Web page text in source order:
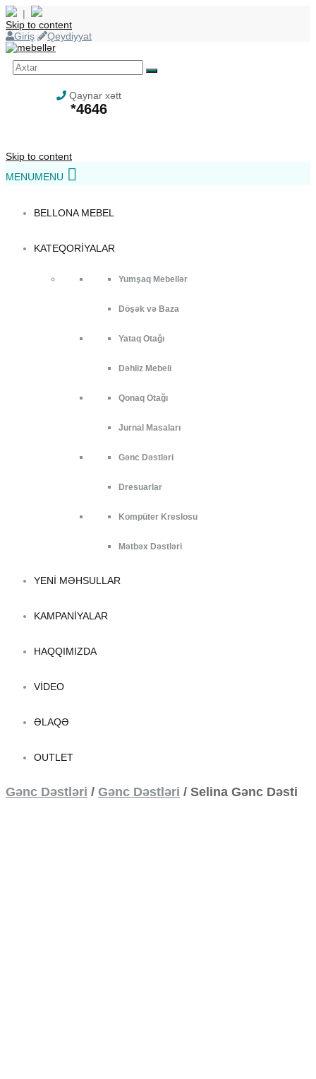
|
Skip to content
Giriş
Qeydiyyat
Qaynar xətt
*4646
Skip to content
MENUMENU
BELLONA MEBEL
KATEQORIYALAR
Yumşaq Mebellər
Döşək və Baza
Yataq Otağı
Dəhliz Mebeli
Qonaq Otağı
Jurnal Masaları
Gənc Dəstləri
Dresuarlar
Kompüter Kreslosu
Mətbəx Dəstləri
YENI MƏHSULLAR
KAMPANIYALAR
HAQQIMIZDA
VIDEO
ƏLAQƏ
OUTLET
Gənc Dəstləri / Gənc Dəstləri / Selina Gənc Dəsti